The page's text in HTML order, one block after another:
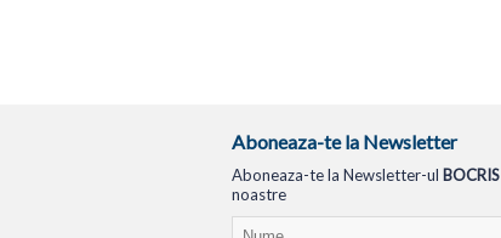
Aboneaza-te la Newsletter
Aboneaza-te la Newsletter-ul BOCRIS
noastre